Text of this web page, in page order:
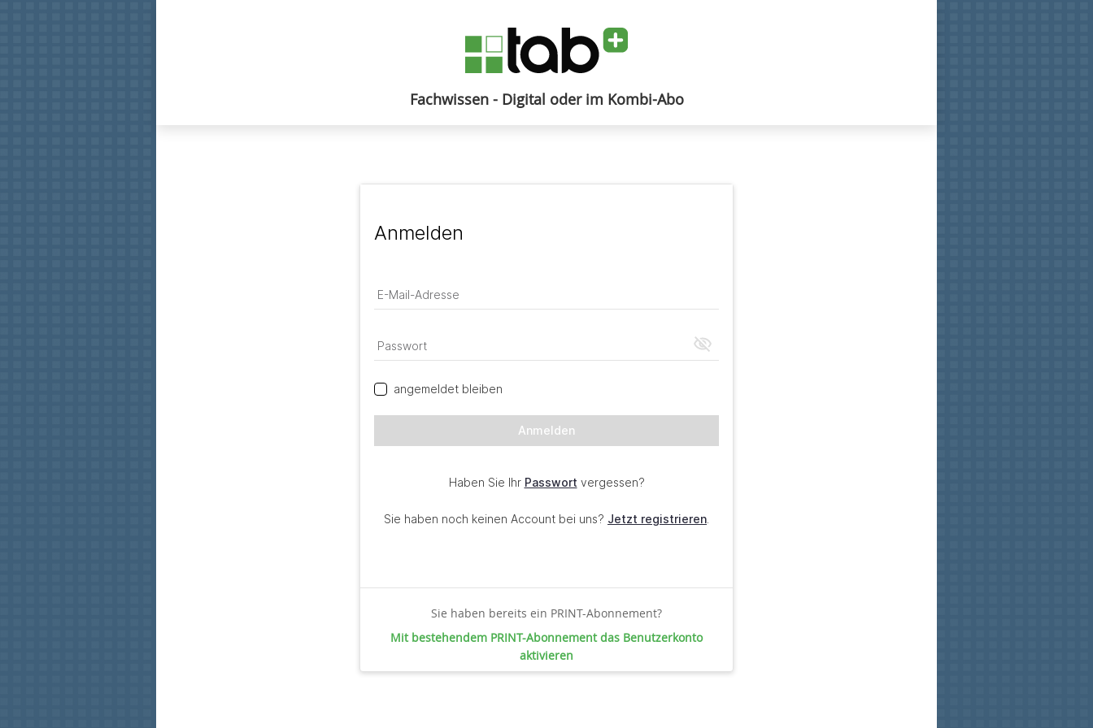
Fachwissen - Digital oder im Kombi-Abo
Sie haben bereits ein PRINT-Abonnement?
Mit bestehendem PRINT-Abonnement das Benutzerkonto
aktivieren